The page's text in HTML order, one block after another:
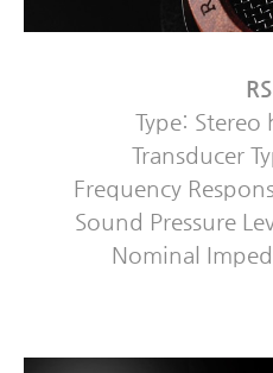
Type: Stereo
Transducer
Frequency
Sound Pressure
Nominal